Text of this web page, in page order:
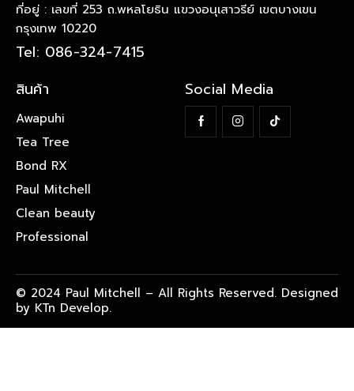
ที่อยู่ : เลขที่ 253 ถ.พหลโยธิน แขวงอนุเสาวรีย์ เขตบางเขน
กรุงเทพ 10220
Tel: 086-324-7415
สินค้า
Awapuhi
Tea Tree
Bond RX
Paul Mitchell
Clean beauty
Professional
Social Media
© 2024 Paul Mitchell – All Rights Reserved. Designed
by KTn Develop.